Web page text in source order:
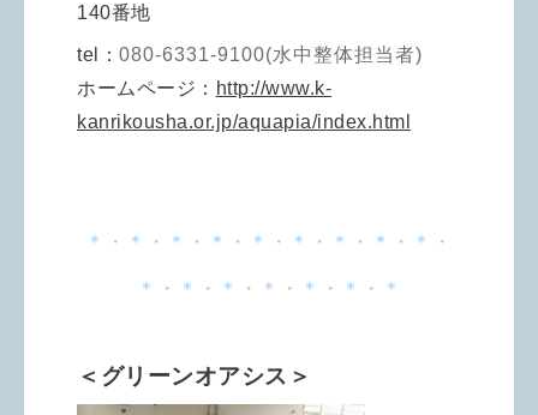
140番地
tel： 080-6331-9100(水中整体担当者)
ホームページ： http://www.k-
kanrikousha.or.jp/aquapia/index.html
＊・＊・＊・＊・＊・＊・＊・＊・＊・
＊・＊・＊・＊・＊・＊・＊
＜グリーンオアシス＞